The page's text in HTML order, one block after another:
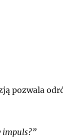
pozwala
impuls?”